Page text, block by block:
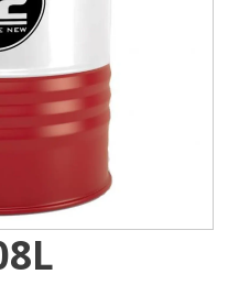
0, HF-1
136;
I-
32);